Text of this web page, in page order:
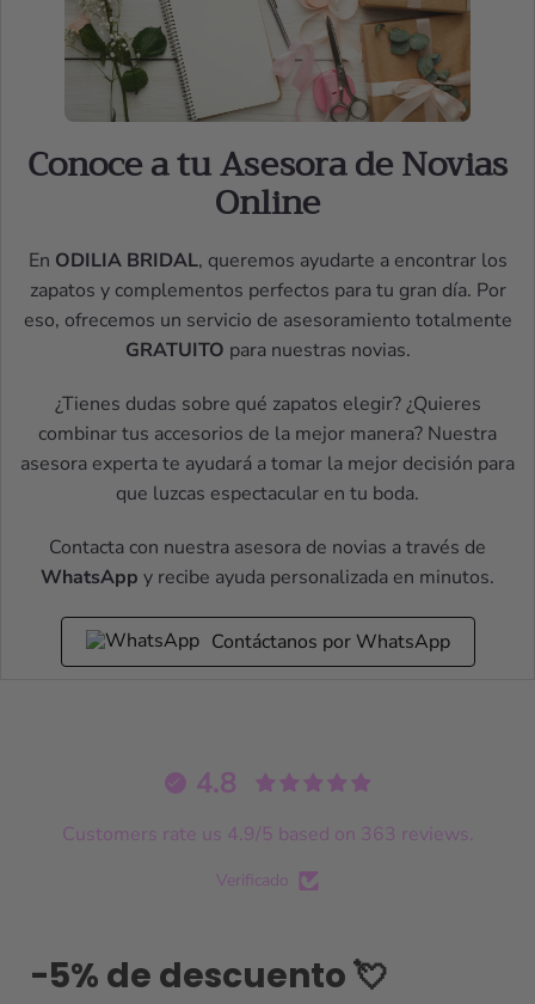
Conoce a tu Asesora de Novias
Online
En ODILIA BRIDAL, queremos ayudarte a encontrar los
zapatos y complementos perfectos para tu gran día. Por
eso, ofrecemos un servicio de asesoramiento totalmente
GRATUITO para nuestras novias.
¿Tienes dudas sobre qué zapatos elegir? ¿Quieres
combinar tus accesorios de la mejor manera? Nuestra
asesora experta te ayudará a tomar la mejor decisión para
que luzcas espectacular en tu boda.
Contacta con nuestra asesora de novias a través de
WhatsApp y recibe ayuda personalizada en minutos.
Contáctanos por WhatsApp
4.8
Customers rate us 4.9/5 based on 363 reviews.
Verificado
-5% de descuento 💘